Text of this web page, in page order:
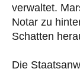
verwaltet.
Notar zu
Schatten
Die